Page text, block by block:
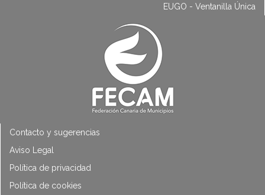
EUGO - Ventanilla Única
Contacto y sugerencias
Aviso Legal
Política de privacidad
Política de cookies